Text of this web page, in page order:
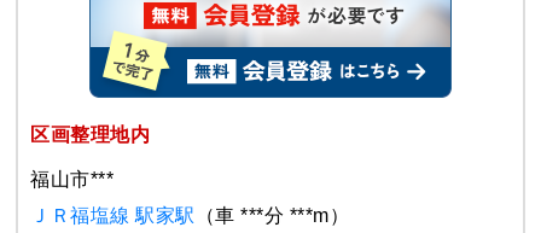
区画整理地内
福山市***
ＪＲ福塩線 駅家駅
（車 ***分 ***m）